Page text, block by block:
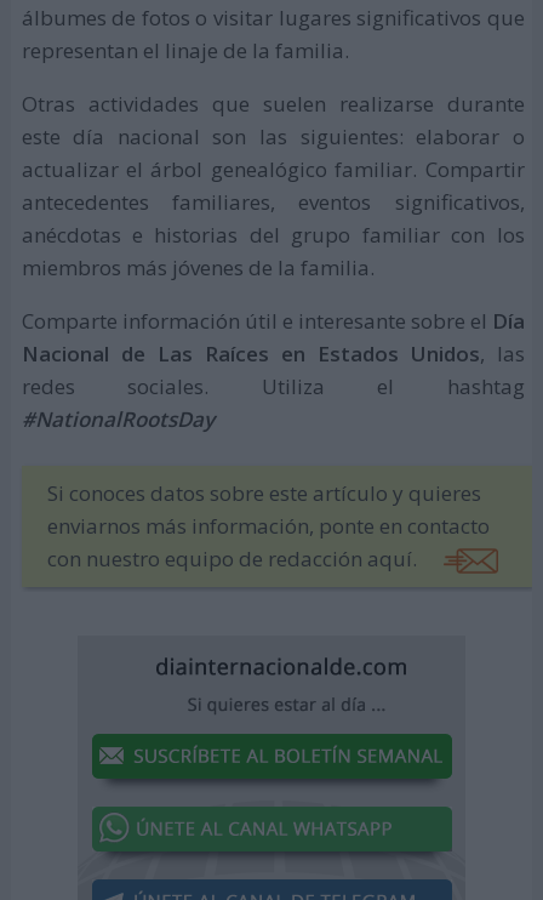
álbumes de fotos o visitar lugares significativos que
representan el linaje de la familia.
Otras actividades que suelen realizarse durante
este día nacional son las siguientes: elaborar o
actualizar el árbol genealógico familiar. Compartir
antecedentes familiares, eventos significativos,
anécdotas e historias del grupo familiar con los
miembros más jóvenes de la familia.
Comparte información útil e interesante sobre el Día
Nacional de Las Raíces en Estados Unidos, las
redes sociales. Utiliza el hashtag
#NationalRootsDay
Si conoces datos sobre este artículo y quieres
enviarnos más información, ponte en contacto
con nuestro equipo de redacción aquí.